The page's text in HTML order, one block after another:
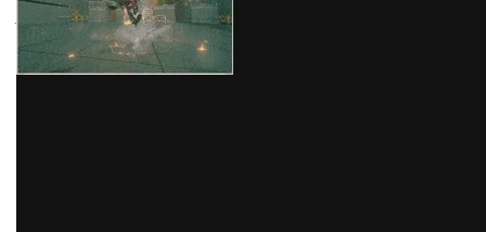
Jika serangan ini dibiarkan hingga durasinya berakhir,
maka secara otomatis akan ditindaklanjuti dengan
serangan fisik yang lebih kuat yang mengisi kembali 8